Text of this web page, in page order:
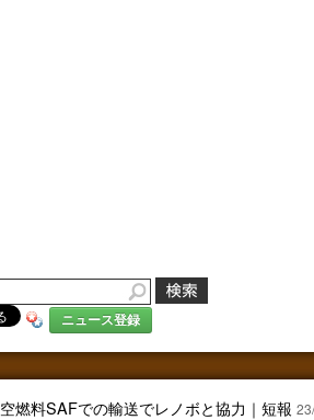
ニュース登録
燃料SAFでの輸送でレノボと協力｜短報